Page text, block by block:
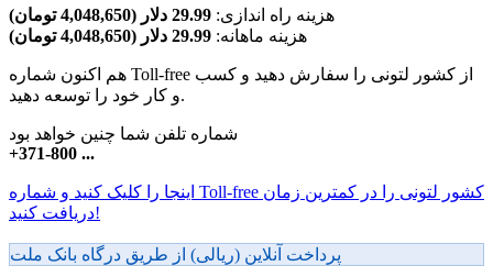
هزینه راه اندازی: 29.99 دلار (4,048,650 تومان)
هزینه ماهانه: 29.99 دلار (4,048,650 تومان)
هم اکنون شماره Toll-free از کشور لتونی را سفارش دهید و کسب
و کار خود را توسعه دهید.
شماره تلفن شما چنین خواهد بود
+371-800 ...
اینجا را کلیک کنید و شماره Toll-free کشور لتونی را در کمترین زمان
دریافت کنید!
پرداخت آنلاین (ریالی) از طریق درگاه بانک ملت